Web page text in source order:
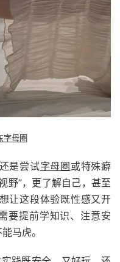
字母圈
是尝试字母圈或特殊癖
野”，更了解自己，甚至
让这段体验既性感又开
要提前学知识、注意安
马虎。